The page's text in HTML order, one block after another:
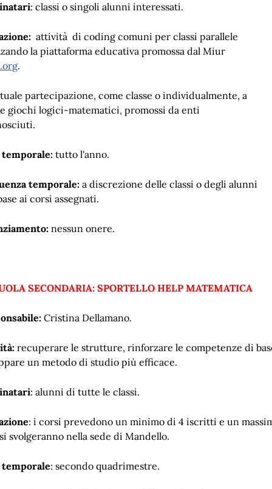
: classi o singoli alunni interessati.
attività di coding comuni per classi parallele
la piattaforma educativa promossa dal Miur
.
partecipazione, come classe o individualmente, a
giochi logici-matematici, promossi da enti
tutto l'anno.
temporale: a discrezione delle classi o degli alunni
ai corsi assegnati.
nessun onere.
SECONDARIA: SPORTELLO HELP MATEMATICA
Cristina Dellamano.
recuperare le strutture, rinforzare le competenze di
un metodo di studio più efficace.
: alunni di tutte le classi.
: i corsi prevedono un minimo di 4 iscritti e un
svolgeranno nella sede di Mandello.
: secondo quadrimestre.